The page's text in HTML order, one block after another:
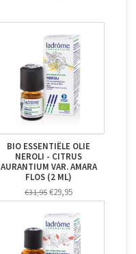
BIO ESSENTIËLE OLIE
NEROLI - CITRUS
AURANTIUM VAR. AMARA
FLOS (2 ML)
€31,95 €29,95